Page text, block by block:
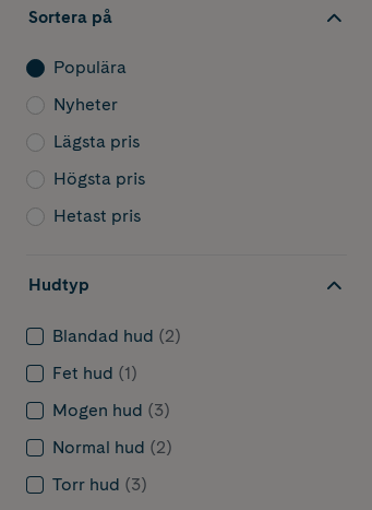
Sortera på
Populära
Nyheter
Lägsta pris
Högsta pris
Hetast pris
Hudtyp
Blandad hud (2)
Fet hud (1)
Mogen hud (3)
Normal hud (2)
Torr hud (3)